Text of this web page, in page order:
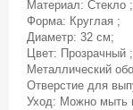
Материал: Стекло ;
Форма: Круглая ;
Диаметр: 32 см;
Цвет: Прозрачный ;
Металлический
Отверстие для
Уход: Можно мыть